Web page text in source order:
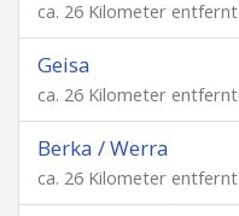
ca. 26 Kilometer entfernt
Geisa
ca. 26 Kilometer entfernt
Berka / Werra
ca. 26 Kilometer entfernt